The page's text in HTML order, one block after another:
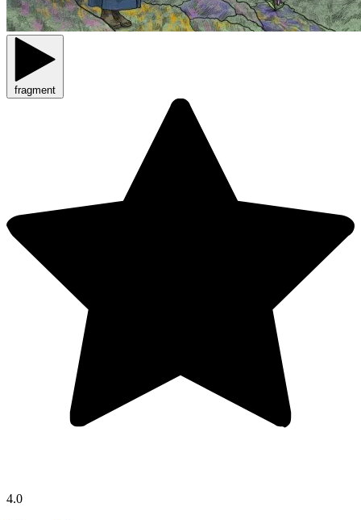
fragment
4.0